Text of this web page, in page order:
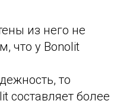
из него не
что у Bonolit
то
составляет более